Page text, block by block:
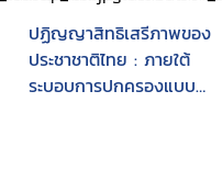
ปฏิญญาสิทธิเสรีภาพของ
ประชาชาติไทย : ภายใต้
ระบอบการปกครองแบบ